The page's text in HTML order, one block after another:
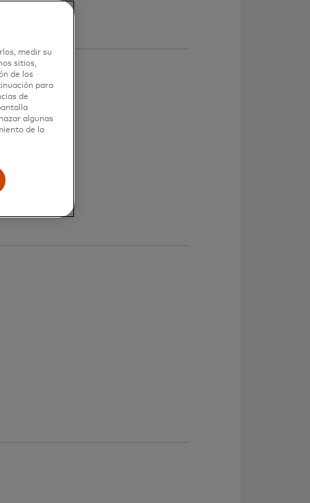
medir su
sitios,
de los
para
de
algunas
de la